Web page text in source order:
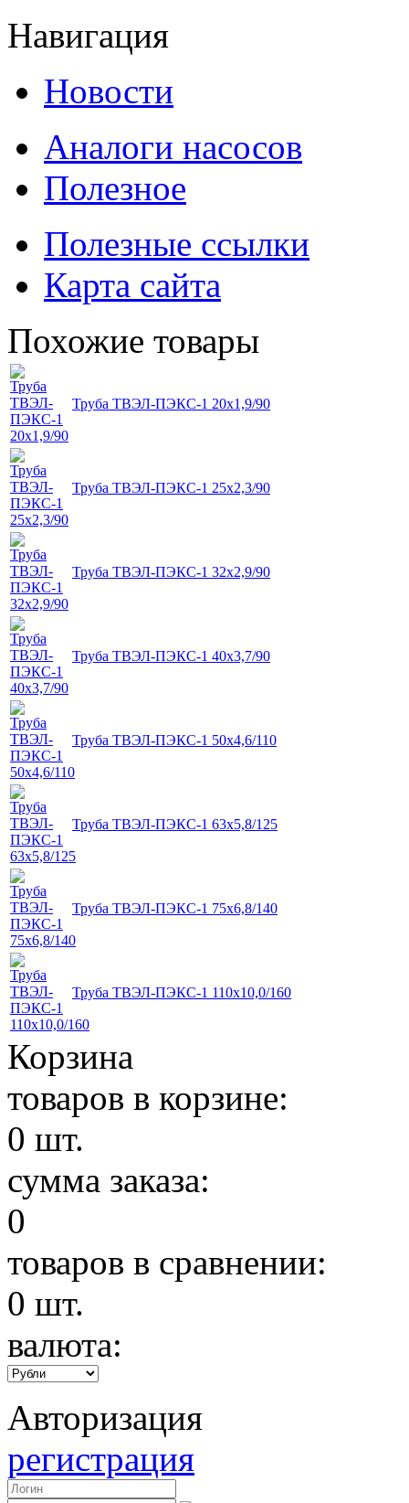
Навигация
Новости
Аналоги насосов
Полезное
Полезные ссылки
Карта сайта
Похожие товары
Труба ТВЭЛ-ПЭКС-1 20x1,9/90
Труба ТВЭЛ-ПЭКС-1 25x2,3/90
Труба ТВЭЛ-ПЭКС-1 32x2,9/90
Труба ТВЭЛ-ПЭКС-1 40x3,7/90
Труба ТВЭЛ-ПЭКС-1 50x4,6/110
Труба ТВЭЛ-ПЭКС-1 63x5,8/125
Труба ТВЭЛ-ПЭКС-1 75x6,8/140
Труба ТВЭЛ-ПЭКС-1 110x10,0/160
Корзина
товаров в корзине:
0 шт.
сумма заказа:
0
товаров в сравнении:
0 шт.
валюта:
Авторизация
регистрация